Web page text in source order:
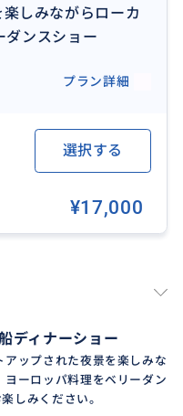
ョー
しみながらローカ
ダンスショー
プラン詳細
選択する
¥17,000
ディナーショー
ップされた夜景を楽しみな
ヨーロッパ料理をベリーダン
しみください。